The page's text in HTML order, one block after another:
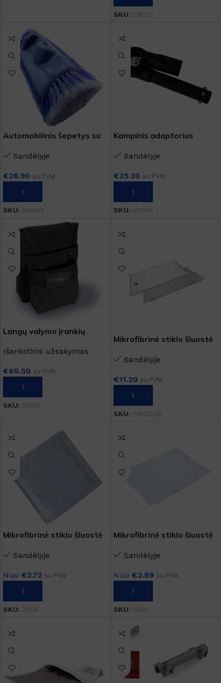
SKU: 59072
Automobilinis šepetys su
Sandėlyje
€26.90 su PVM
Į KREPŠELĮ
SKU: 59090
Kampinis adaptorius
Sandėlyje
€25.30 su PVM
Į KREPŠELĮ
SKU: 45006
Langų valymo įrankių
Išankstinis užsakymas
€65.50 su PVM
Į KREPŠELĮ
SKU: 50135
Mikrofibrinė stiklo šluostė
Sandėlyje
€11.20 su PVM
Į KREPŠELĮ
SKU: PN02016
Mikrofibrinė stiklo šluostė
Sandėlyje
Nuo €2.72 su PVM
Į KREPŠELĮ
SKU: 2559
Mikrofibrinė stiklo šluostė
Sandėlyje
Nuo €2.89 su PVM
Į KREPŠELĮ
SKU: 11291